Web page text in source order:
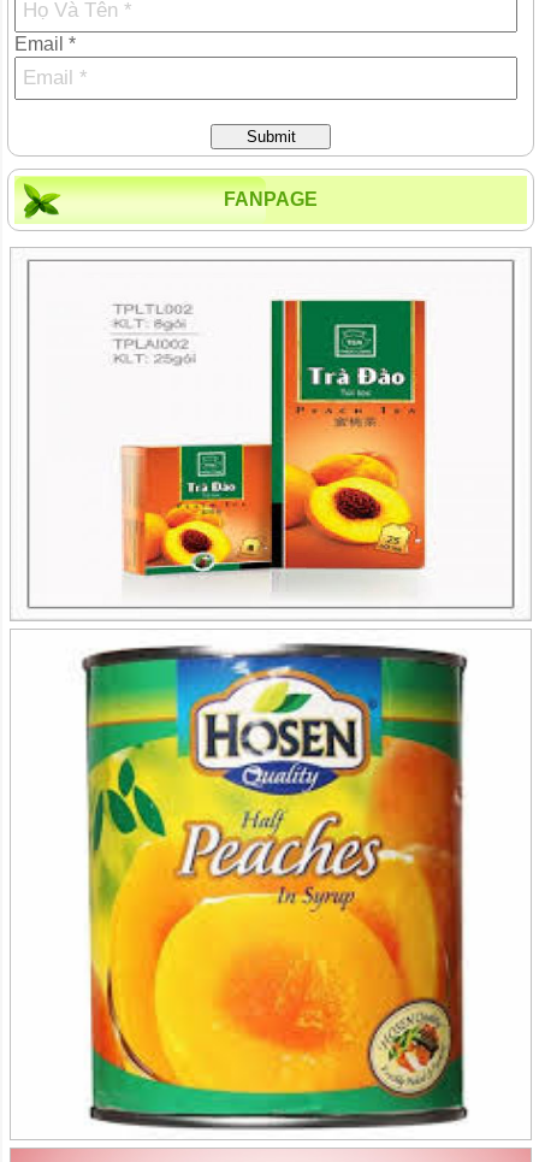
Email *
Submit
FANPAGE